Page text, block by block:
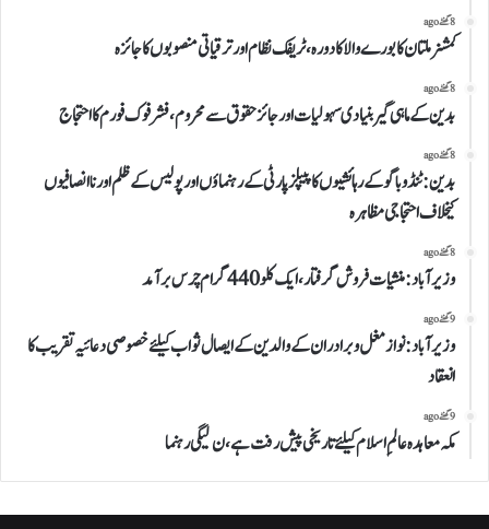
8 گھنٹے ago
کمشنر ملتان کا بورے والا کا دورہ، ٹریفک نظام اور ترقیاتی منصوبوں کا جائزہ
8 گھنٹے ago
بدین کے ماہی گیر بنیادی سہولیات اور جائز حقوق سے محروم، فشر فوک فورم کا احتجاج
8 گھنٹے ago
بدین: ٹنڈوباگو کے رہائشیوں کا پیپلز پارٹی کے رہنماؤں اور پولیس کے ظلم اور ناانصافیوں
کیخلاف احتجاجی مظاہرہ
8 گھنٹے ago
وزیرآباد:منشیات فروش گرفتار،ایک کلو 440 گرام چرس برآمد
9 گھنٹے ago
وزیرآباد: نواز مغل وبرادران کے والدین کے ایصال ثواب کیلئے خصوصی دعائیہ تقریب کا
انعقاد
9 گھنٹے ago
مکہ معاہدہ عالمِ اسلام کیلئے تاریخی پیش رفت ہے،ن لیگی رہنما